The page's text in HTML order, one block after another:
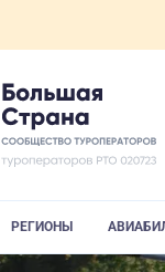
РЕГИОНЫ